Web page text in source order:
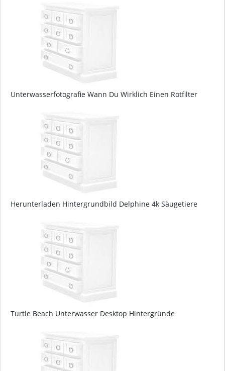
Unterwasserfotografie Wann Du Wirklich Einen Rotfilter
Herunterladen Hintergrundbild Delphine 4k Säugetiere
Turtle Beach Unterwasser Desktop Hintergründe